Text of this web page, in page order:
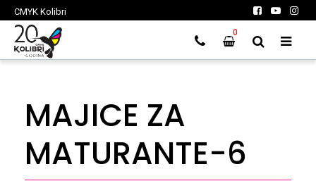
CMYK Kolibri
0
MAJICE ZA
MATURANTE-6